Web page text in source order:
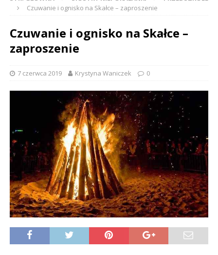
Czuwanie i ognisko na Skałce – zaproszenie
Czuwanie i ognisko na Skałce –
zaproszenie
7 czerwca 2019 Krystyna Waniczek 0